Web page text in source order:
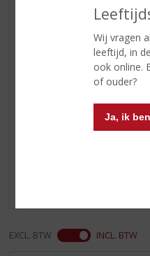
Wij vragen
leeftijd, in
ook online.
of ouder?
Ja, ik
Reviews
EXCL. BTW INCL. BTW